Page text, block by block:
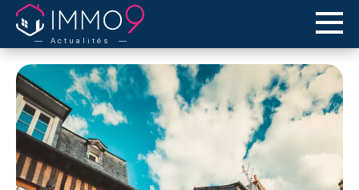
Actualités